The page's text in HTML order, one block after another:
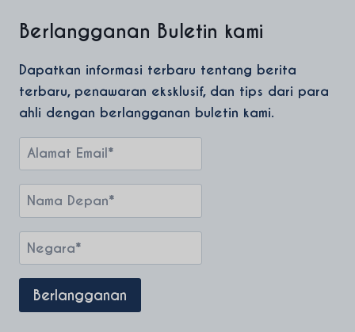
Berlangganan Buletin kami
Dapatkan informasi terbaru tentang berita
terbaru, penawaran eksklusif, dan tips dari para
ahli dengan berlangganan buletin kami.